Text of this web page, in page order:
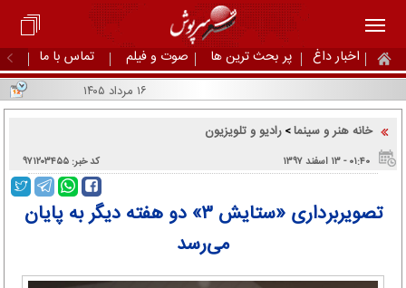
اخبار داغ پر بحث ترین ها صوت و فیلم تماس با ما
خانه هنر و سینما> رادیو و تلویزیون
۰۱:۴۰ - ۱۳ اسفند ۱۳۹۷ کد خبر: ۹۷۱۲۰۳۴۵۵
تصویربرداری «ستایش ۳» دو هفته دیگر به پایان
می‌رسد